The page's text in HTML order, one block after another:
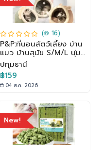
( 16)
P&P:ที่นอนสัตว์เลี้ยง บ้าน
แมว บ้านสุนัข S/M/L นุ่ม
สบาย ที่นอนสัตว์เลี้ยง
ที่นอนแมว ด้านล่างมีกันลื่น
ปทุมธานี
฿159
04 ส.ค. 2026
New!